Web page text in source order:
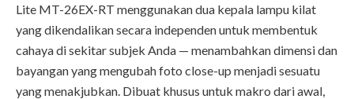
Lite MT-26EX-RT menggunakan dua kepala lampu kilat
yang dikendalikan secara independen untuk membentuk
cahaya di sekitar subjek Anda — menambahkan dimensi dan
bayangan yang mengubah foto close-up menjadi sesuatu
yang menakjubkan. Dibuat khusus untuk makro dari awal,